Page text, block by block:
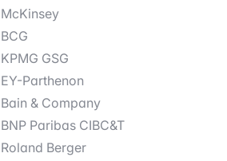
McKinsey
BCG
KPMG GSG
EY-Parthenon
Bain & Company
BNP Paribas CIBC&T
Roland Berger